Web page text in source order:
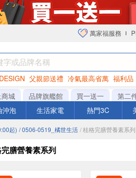
萬家福服務
父親節送禮 冷氣最高省萬 福利品
頭 衛生紙
城 品牌旗艦館 買一送一 第二
沖泡 生活家電 熱門3C
起) / 0506-0519_橘世生活 / 桂格完膳營養素系列
膳營養素系列